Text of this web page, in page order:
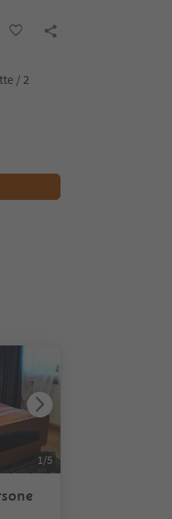
/ 2
1/5